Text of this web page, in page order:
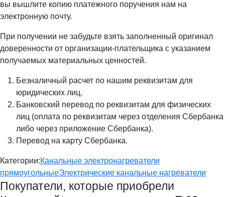
вы вышлите копию платежного поручения нам на
электронную почту.
При получении не забудьте взять заполненный оригинал
доверенности от организации-плательщика с указанием
получаемых материальных ценностей.
Безналичный расчет по нашим реквизитам для
юридических лиц.
Банковский перевод по реквизитам для физических
лиц (оплата по реквизитам через отделения Сбербанка
либо через приложение Сбербанка).
Перевод на карту Сбербанка.
Категории:Канальные электронагреватели
прямоугольныеЭлектрические канальные нагреватели
Покупатели, которые приобрели